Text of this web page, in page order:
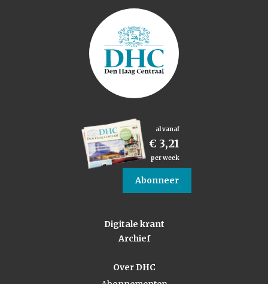
al vanaf
€ 3,21
per week
Abonneer
Digitale krant
Archief
Over DHC